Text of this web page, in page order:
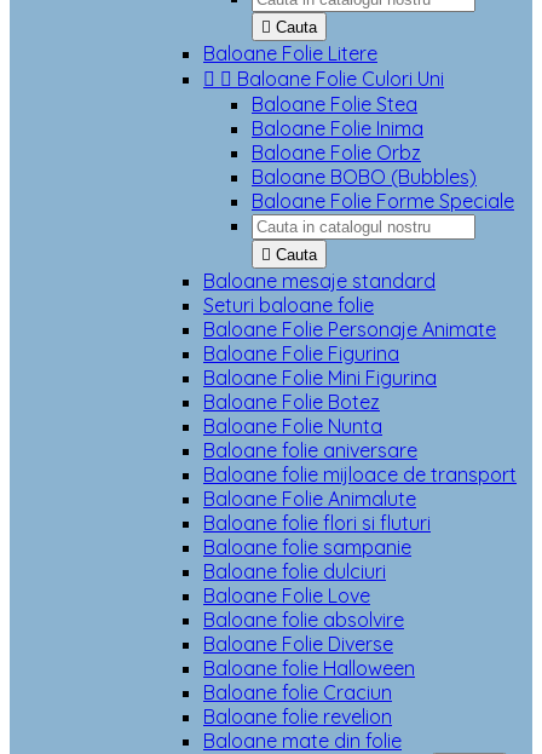
 Cauta
Baloane Folie Litere
  Baloane Folie Culori Uni
Baloane Folie Stea
Baloane Folie Inima
Baloane Folie Orbz
Baloane BOBO (Bubbles)
Baloane Folie Forme Speciale
 Cauta
Baloane mesaje standard
Seturi baloane folie
Baloane Folie Personaje Animate
Baloane Folie Figurina
Baloane Folie Mini Figurina
Baloane Folie Botez
Baloane Folie Nunta
Baloane folie aniversare
Baloane folie mijloace de transport
Baloane Folie Animalute
Baloane folie flori si fluturi
Baloane folie sampanie
Baloane folie dulciuri
Baloane Folie Love
Baloane folie absolvire
Baloane Folie Diverse
Baloane folie Halloween
Baloane folie Craciun
Baloane folie revelion
Baloane mate din folie